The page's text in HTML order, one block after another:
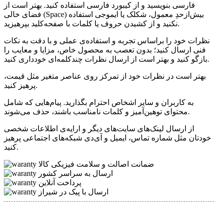
فارسی بنویسید و از کیبورد فارسی استفاده کنید. بهتر است از
فضای خالی (Space) بیش‌از‌حدِ معمول، شکلک یا ایموجی استفاده
نکنید و از کشیدن حروف یا کلمات با صفحه‌کلید بپرهیزید.
نظرات خود را براساس تجربه و استفاده‌ی عملی و با دقت به نکات
فنی ارسال کنید؛ بدون تعصب به محصول خاص، مزایا و معایب را
بازگو کنید و بهتر است از ارسال نظرات چندکلمه‌‌ای خودداری کنید.
بهتر است در نظرات خود از تمرکز روی عناصر متغیر مثل قیمت،
پرهیز کنید.
به کاربران و سایر اشخاص احترام بگذارید. پیام‌هایی که شامل
محتوای توهین‌آمیز و کلمات نامناسب باشند، حذف می‌شوند.
از ارسال لینک‌های سایت‌های دیگر و ارایه‌ی اطلاعات شخصی
خودتان مثل شماره تماس، ایمیل و آی‌دی شبکه‌های اجتماعی پرهیز
کنید.
ضمانت اصالت و سلامت فیزیکی کالا
ارسال به سراسر کشور
پرداخت آنلاین
ارسال با پیک در شیراز